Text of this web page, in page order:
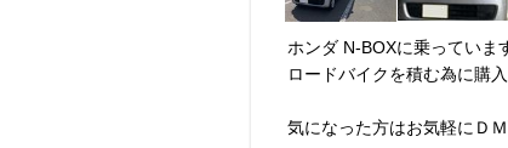
ホンダ N-BOXに乗っていま
ロードバイクを積む為に購
気になった方はお気軽にＤ